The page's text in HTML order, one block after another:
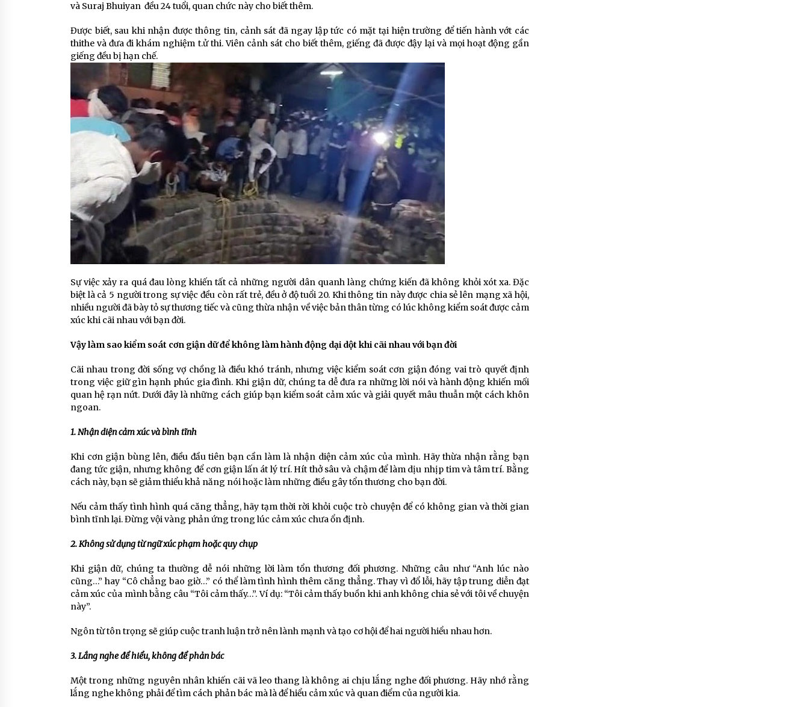
và Suraj Bhuiyan đều 24 tuổi, quan chức này cho biết thêm.
Được biết, sau khi nhận được thông tin, cảnh sát đã ngay lập tức có mặt tại hiện trường để tiến hành vớt các
thithe và đưa đi khám nghiệm t.ử thi. Viên cảnh sát cho biết thêm, giếng đã được đậy lại và mọi hoạt động gần
giếng đều bị hạn chế.
Sự việc xảy ra quá đau lòng khiến tất cả những người dân quanh làng chứng kiến đã không khỏi xót xa. Đặc
biệt là cả 5 người trong sự việc đều còn rất trẻ, đều ở độ tuổi 20. Khi thông tin này được chia sẻ lên mạng xã hội,
nhiều người đã bày tỏ sự thương tiếc và cũng thừa nhận về việc bản thân từng có lúc không kiểm soát được cảm
xúc khi cãi nhau với bạn đời.
Vậy làm sao kiểm soát cơn giận dữ để không làm hành động dại dột khi cãi nhau với bạn đời
Cãi nhau trong đời sống vợ chồng là điều khó tránh, nhưng việc kiểm soát cơn giận đóng vai trò quyết định
trong việc giữ gìn hạnh phúc gia đình. Khi giận dữ, chúng ta dễ đưa ra những lời nói và hành động khiến mối
quan hệ rạn nứt. Dưới đây là những cách giúp bạn kiểm soát cảm xúc và giải quyết mâu thuẫn một cách khôn
ngoan.
1. Nhận diện cảm xúc và bình tĩnh
Khi cơn giận bùng lên, điều đầu tiên bạn cần làm là nhận diện cảm xúc của mình. Hãy thừa nhận rằng bạn
đang tức giận, nhưng không để cơn giận lấn át lý trí. Hít thở sâu và chậm để làm dịu nhịp tim và tâm trí. Bằng
cách này, bạn sẽ giảm thiểu khả năng nói hoặc làm những điều gây tổn thương cho bạn đời.
Nếu cảm thấy tình hình quá căng thẳng, hãy tạm thời rời khỏi cuộc trò chuyện để có không gian và thời gian
bình tĩnh lại. Đừng vội vàng phản ứng trong lúc cảm xúc chưa ổn định.
2. Không sử dụng từ ngữ xúc phạm hoặc quy chụp
Khi giận dữ, chúng ta thường dễ nói những lời làm tổn thương đối phương. Những câu như “Anh lúc nào
cũng…” hay “Cô chẳng bao giờ…” có thể làm tình hình thêm căng thẳng. Thay vì đổ lỗi, hãy tập trung diễn đạt
cảm xúc của mình bằng câu “Tôi cảm thấy…”. Ví dụ: “Tôi cảm thấy buồn khi anh không chia sẻ với tôi về chuyện
này”.
Ngôn từ tôn trọng sẽ giúp cuộc tranh luận trở nên lành mạnh và tạo cơ hội để hai người hiểu nhau hơn.
3. Lắng nghe để hiểu, không để phản bác
Một trong những nguyên nhân khiến cãi vã leo thang là không ai chịu lắng nghe đối phương. Hãy nhớ rằng
lắng nghe không phải để tìm cách phản bác mà là để hiểu cảm xúc và quan điểm của người kia.